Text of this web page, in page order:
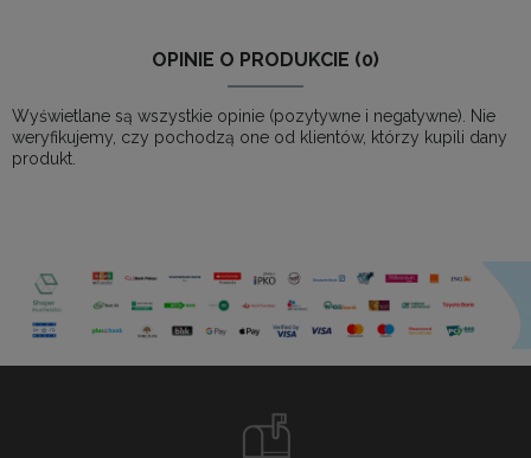
OPINIE O PRODUKCIE (0)
Wyświetlane są wszystkie opinie (pozytywne i negatywne). Nie
weryfikujemy, czy pochodzą one od klientów, którzy kupili dany
produkt.